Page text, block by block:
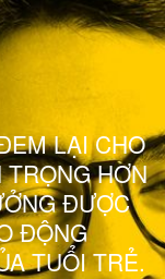
LẠI CHO
HƠN
ĐƯỢC
ĐỘNG
TUỔI TRẺ.